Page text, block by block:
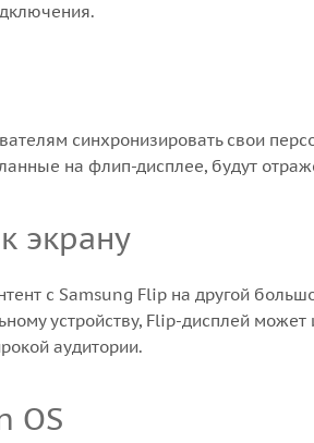
синхронизировать свои
на флип-дисплее, будут
экрану
с Samsung Flip на другой
устройству, Flip-дисплей
аудитории.
OS